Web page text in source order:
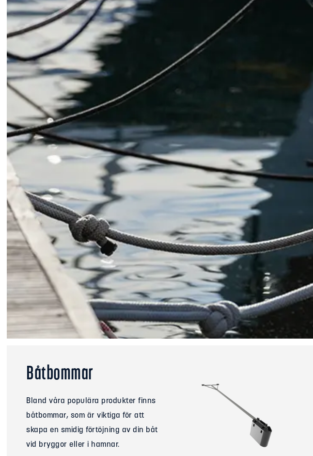
Båtbommar
Bland våra populära produkter finns
båtbommar, som är viktiga för att
skapa en smidig förtöjning av din båt
vid bryggor eller i hamnar.